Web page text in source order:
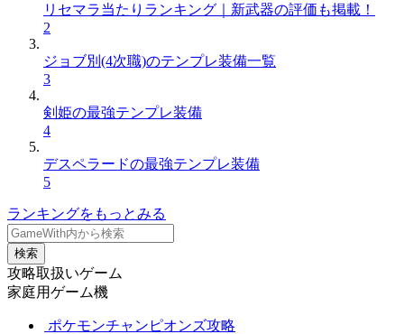
リセマラ当たりランキング｜新武器の評価も掲載！
2
ジョブ別(4次職)のテンプレ装備一覧
3
剣姫の最強テンプレ装備
4
デスペラードの最強テンプレ装備
5
ランキングをもっとみる
検索
攻略取扱いゲーム
家庭用ゲーム機
ポケモンチャンピオンズ攻略